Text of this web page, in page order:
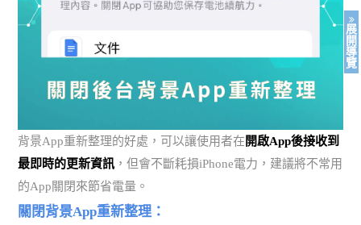
背景App重新整理的好處，可以讓使用者在 開啟App後接收到
最即時的更新資訊 ，但會不斷耗損iPhone電力，建議將不常用
的App關閉來節省電量。
關閉背景App重新整理：
展
開
導
覽